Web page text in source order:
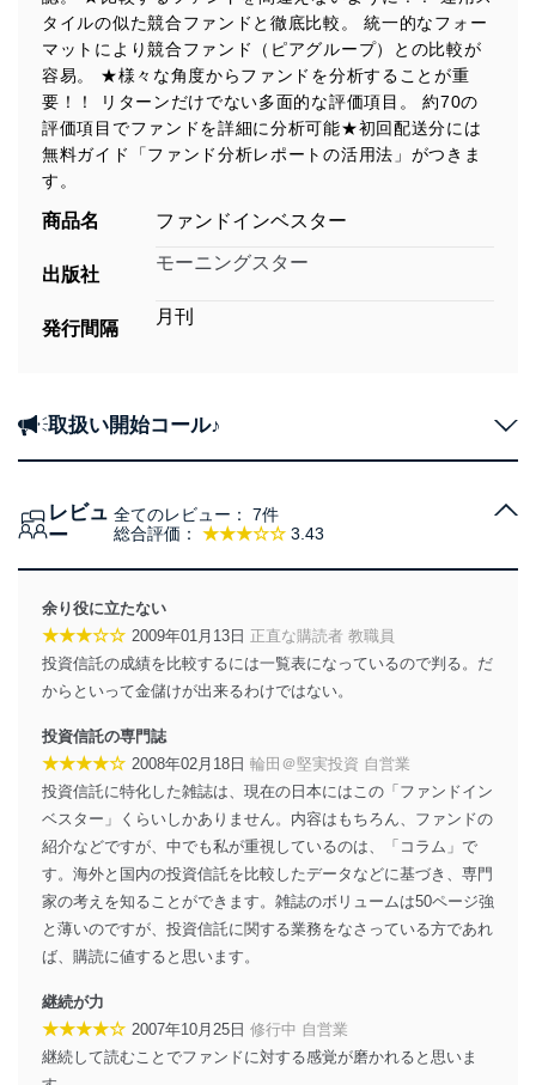
タイルの似た競合ファンドと徹底比較。 統一的なフォー
マットにより競合ファンド（ピアグループ）との比較が
容易。 ★様々な角度からファンドを分析することが重
要！！ リターンだけでない多面的な評価項目。 約70の
評価項目でファンドを詳細に分析可能★初回配送分には
無料ガイド「ファンド分析レポートの活用法」がつきま
す。
商品名 ファンドインベスター
出版社
モーニングスター
発行間隔
月刊
取扱い開始コール♪
レビュ
ー
総合評価： ★★★☆☆ 3.43
全てのレビュー： 7件
余り役に立たない
★★★☆☆ 2009年01月13日 正直な購読者 教職員
投資信託の成績を比較するには一覧表になっているので判る。だ
からといって金儲けが出来るわけではない。
投資信託の専門誌
★★★★☆ 2008年02月18日 輪田＠堅実投資 自営業
投資信託に特化した雑誌は、現在の日本にはこの「ファンドイン
ベスター」くらいしかありません。内容はもちろん、ファンドの
紹介などですが、中でも私が重視しているのは、「コラム」で
す。海外と国内の投資信託を比較したデータなどに基づき、専門
家の考えを知ることができます。雑誌のボリュームは50ページ強
と薄いのですが、投資信託に関する業務をなさっている方であれ
ば、購読に値すると思います。
継続が力
★★★★☆ 2007年10月25日 修行中 自営業
継続して読むことでファンドに対する感覚が磨かれると思いま